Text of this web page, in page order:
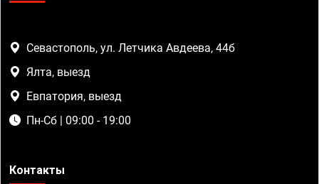
Севастополь, ул. Летчика Авдеева, 44б
Ялта, выезд
Евпатория, выезд
Пн-Сб | 09:00 - 19:00
Контакты